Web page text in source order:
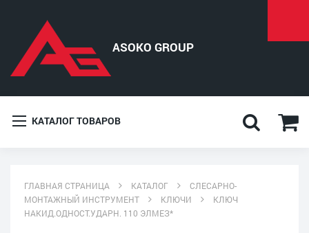
КАТАЛОГ ТОВАРОВ
ГЛАВНАЯ СТРАНИЦА КАТАЛОГ
СЛЕСАРНО-
МОНТАЖНЫЙ ИНСТРУМЕНТ
КЛЮЧИ
КЛЮЧ
НАКИД.ОДНОСТ.УДАРН. 110 ЭЛМЕЗ*